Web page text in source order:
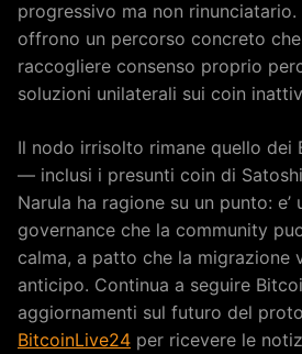
progressivo ma non rinunciatario.
offrono un percorso concreto
raccogliere consenso proprio
soluzioni unilaterali sui coin
Il nodo irrisolto rimane quello dei
— inclusi i presunti coin di
Narula ha ragione su un punto: e’
governance che la community
calma, a patto che la migrazione
anticipo. Continua a seguire
aggiornamenti sul futuro del
BitcoinLive24 per ricevere le